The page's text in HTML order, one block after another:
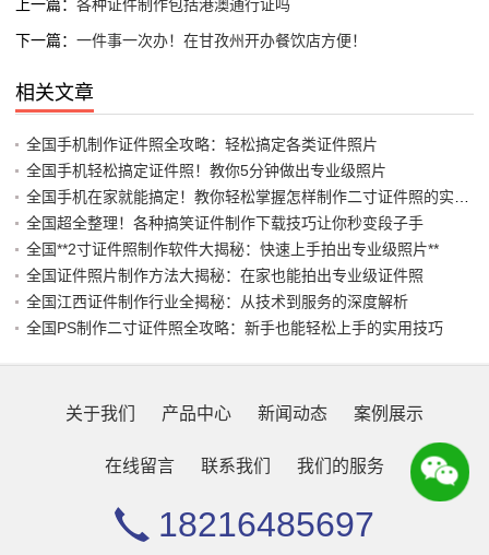
上一篇： 各种证件制作包括港澳通行证吗
下一篇： 一件事一次办！在甘孜州开办餐饮店方便！
相关文章
全国手机制作证件照全攻略：轻松搞定各类证件照片
全国手机轻松搞定证件照！教你5分钟做出专业级照片
全国超全整理！各种搞笑证件制作下载技巧让你秒变段子手
全国**2寸证件照制作软件大揭秘：快速上手拍出专业级照片**
全国证件照片制作方法大揭秘：在家也能拍出专业级证件照
全国江西证件制作行业全揭秘：从技术到服务的深度解析
全国PS制作二寸证件照全攻略：新手也能轻松上手的实用技巧
关于我们 产品中心 新闻动态 案例展示
在线留言 联系我们 我们的服务
18216485697